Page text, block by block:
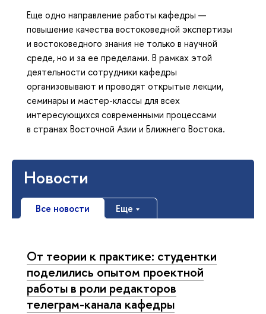
Еще одно направление работы кафедры —
повышение качества востоковедной экспертизы
и востоковедного знания не только в научной
среде, но и за ее пределами. В рамках этой
деятельности сотрудники кафедры
организовывают и проводят открытые лекции,
семинары и мастер-классы для всех
интересующихся современными процессами
в странах Восточной Азии и Ближнего Востока.
Новости
Все новости Еще
От теории к практике: студентки
поделились опытом проектной
работы в роли редакторов
телеграм-канала кафедры